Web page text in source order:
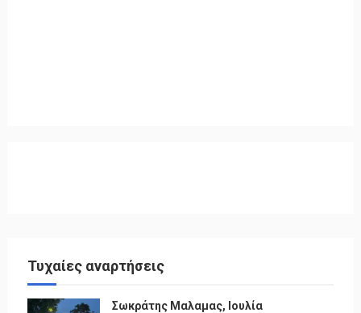
Τυχαίες αναρτήσεις
Σωκράτης Μαλαμας, Ιουλία